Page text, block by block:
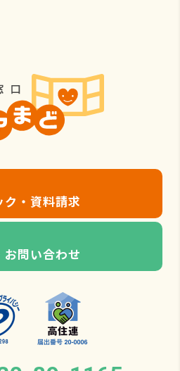
ク・資料請求
お問い合わせ